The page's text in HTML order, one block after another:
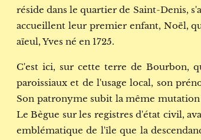
réside dans le quartier de Saint-Denis,
accueillent leur premier enfant, Noël,
aïeul, Yves né en 1725.
C'est ici, sur cette terre de Bourbon,
paroissiaux et de l'usage local, son
Son patronyme subit la même
Le Bègue sur les registres d'état civil,
emblématique de l'île que la